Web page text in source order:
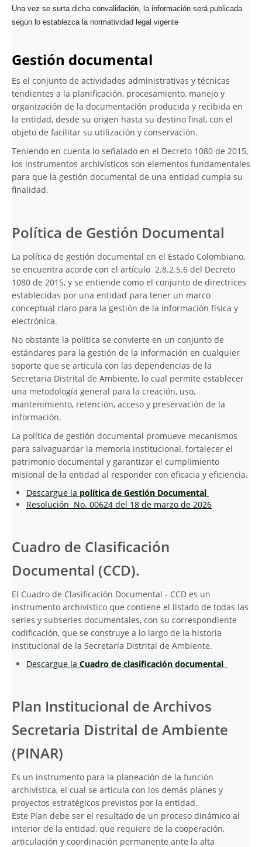
Una vez se surta dicha convalidación, la información será publicada
según lo establezca la normatividad legal vigente
Gestión documental
Es el conjunto de actividades administrativas y técnicas
tendientes a la planificación, procesamiento, manejo y
organización de la documentación producida y recibida en
la entidad, desde su origen hasta su destino final, con el
objeto de facilitar su utilización y conservación.
Teniendo en cuenta lo señalado en el Decreto 1080 de 2015,
los instrumentos archivísticos son elementos fundamentales
para que la gestión documental de una entidad cumpla su
finalidad.
Política de Gestión Documental
La política de gestión documental en el Estado Colombiano,
se encuentra acorde con el artículo 2.8.2.5.6 del Decreto
1080 de 2015, y se entiende como el conjunto de directrices
establecidas por una entidad para tener un marco
conceptual claro para la gestión de la información física y
electrónica.
No obstante la política se convierte en un conjunto de
estándares para la gestión de la información en cualquier
soporte que se articula con las dependencias de la
Secretaria Distrital de Ambiente, lo cual permite establecer
una metodología general para la creación, uso,
mantenimiento, retención, acceso y preservación de la
información.
La política de gestión documental promueve mecanismos
para salvaguardar la memoria institucional, fortalecer el
patrimonio documental y garantizar el cumplimiento
misional de la entidad al responder con eficacia y eficiencia.
Descargue la política de Gestión Documental
Resolución No. 00624 del 18 de marzo de 2026
Cuadro de Clasificación
Documental (CCD).
El Cuadro de Clasificación Documental - CCD es un
instrumento archivístico que contiene el listado de todas las
series y subseries documentales, con su correspondiente
codificación, que se construye a lo largo de la historia
institucional de la Secretaría Distrital de Ambiente.
Descargue la Cuadro de clasificación documental
Plan Institucional de Archivos
Secretaria Distrital de Ambiente
(PINAR)
Es un instrumento para la planeación de la función
archivística, el cual se articula con los demás planes y
proyectos estratégicos previstos por la entidad.
Este Plan debe ser el resultado de un proceso dinámico al
interior de la entidad, que requiere de la cooperación,
articulación y coordinación permanente ante la alta